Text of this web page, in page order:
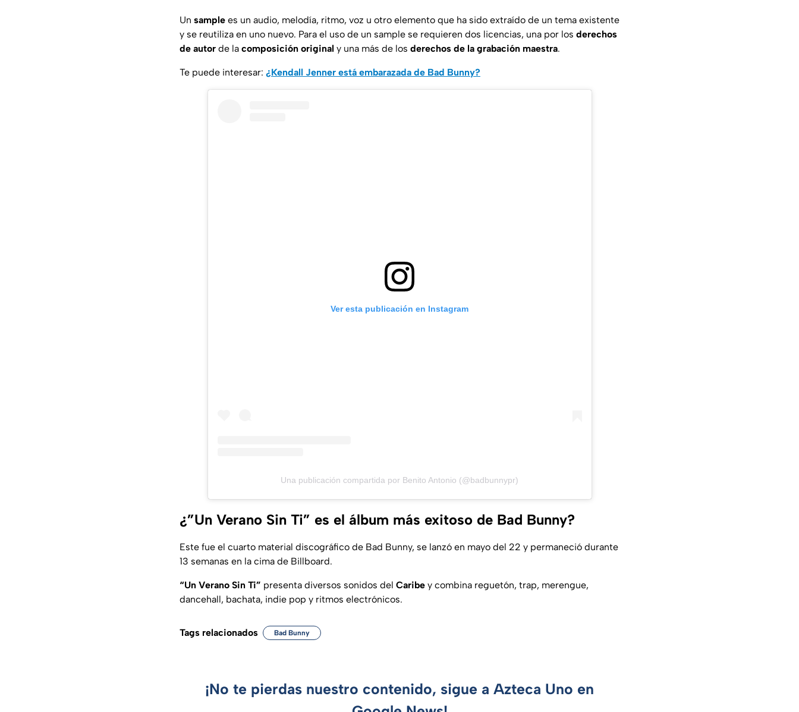
Un sample es un audio, melodía, ritmo, voz u otro elemento que ha sido extraído de un tema existente
y se reutiliza en uno nuevo. Para el uso de un sample se requieren dos licencias, una por los derechos
de autor de la composición original y una más de los derechos de la grabación maestra.
Te puede interesar: ¿Kendall Jenner está embarazada de Bad Bunny?
Ver esta publicación en Instagram
Una publicación compartida por Benito Antonio (@badbunnypr)
¿”Un Verano Sin Ti” es el álbum más exitoso de Bad Bunny?
Este fue el cuarto material discográfico de Bad Bunny, se lanzó en mayo del 22 y permaneció durante
13 semanas en la cima de Billboard.
“Un Verano Sin Ti” presenta diversos sonidos del Caribe y combina reguetón, trap, merengue,
dancehall, bachata, indie pop y ritmos electrónicos.
Tags relacionados Bad Bunny
¡No te pierdas nuestro contenido, sigue a Azteca Uno en